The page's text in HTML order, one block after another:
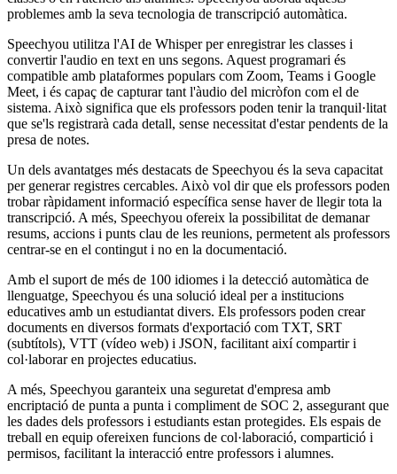
problemes amb la seva tecnologia de transcripció automàtica.
Speechyou utilitza l'AI de Whisper per enregistrar les classes i
convertir l'audio en text en uns segons. Aquest programari és
compatible amb plataformes populars com Zoom, Teams i Google
Meet, i és capaç de capturar tant l'àudio del micròfon com el de
sistema. Això significa que els professors poden tenir la tranquil·litat
que se'ls registrarà cada detall, sense necessitat d'estar pendents de la
presa de notes.
Un dels avantatges més destacats de Speechyou és la seva capacitat
per generar registres cercables. Això vol dir que els professors poden
trobar ràpidament informació específica sense haver de llegir tota la
transcripció. A més, Speechyou ofereix la possibilitat de demanar
resums, accions i punts clau de les reunions, permetent als professors
centrar-se en el contingut i no en la documentació.
Amb el suport de més de 100 idiomes i la detecció automàtica de
llenguatge, Speechyou és una solució ideal per a institucions
educatives amb un estudiantat divers. Els professors poden crear
documents en diversos formats d'exportació com TXT, SRT
(subtítols), VTT (vídeo web) i JSON, facilitant així compartir i
col·laborar en projectes educatius.
A més, Speechyou garanteix una seguretat d'empresa amb
encriptació de punta a punta i compliment de SOC 2, assegurant que
les dades dels professors i estudiants estan protegides. Els espais de
treball en equip ofereixen funcions de col·laboració, compartició i
permisos, facilitant la interacció entre professors i alumnes.